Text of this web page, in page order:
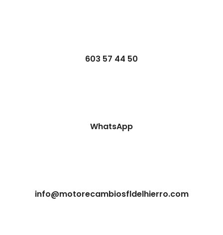
603 57 44 50
WhatsApp
info@motorecambiosfldelhierro.com